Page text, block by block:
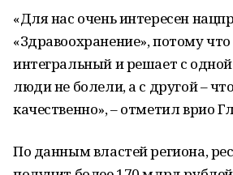
«Для нас очень интересен
«Здравоохранение», потому
интегральный и решает с
люди не болели, а с другой –
качественно», – отметил врио
По данным властей региона,